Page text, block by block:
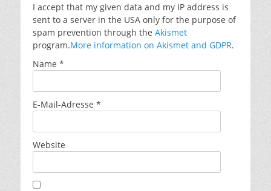
I accept that my given data and my IP address is
sent to a server in the USA only for the purpose of
spam prevention through the Akismet
program.More information on Akismet and GDPR.
Name *
E-Mail-Adresse *
Website